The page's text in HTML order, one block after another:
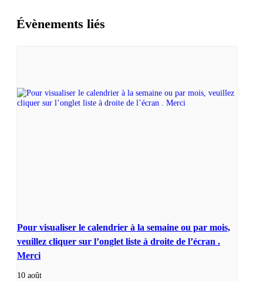
Évènements liés
Pour visualiser le calendrier à la semaine ou par mois,
veuillez cliquer sur l’onglet liste à droite de l’écran .
Merci
10 août